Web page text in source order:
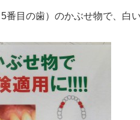
番目の歯）のかぶせ物で、白